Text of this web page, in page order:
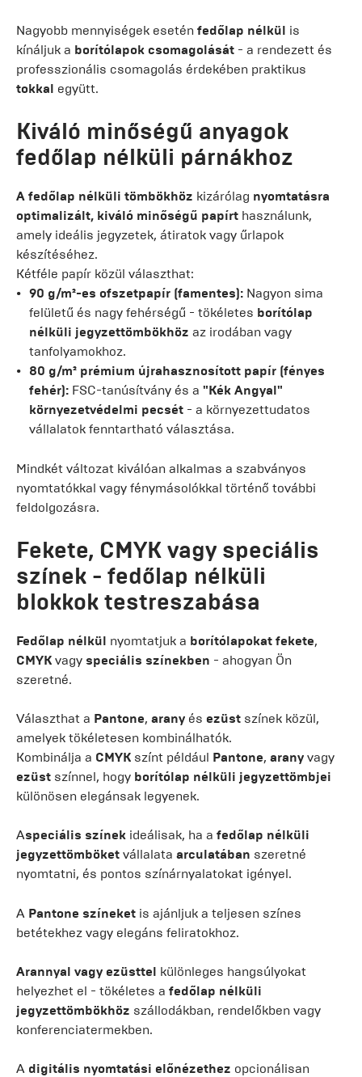
Nagyobb mennyiségek esetén fedőlap nélkül is
kínáljuk a borítólapok csomagolását - a rendezett és
professzionális csomagolás érdekében praktikus
tokkal együtt.
Kiváló minőségű anyagok
fedőlap nélküli párnákhoz
A fedőlap nélküli tömbökhöz kizárólag nyomtatásra
optimalizált, kiváló minőségű papírt használunk,
amely ideális jegyzetek, átiratok vagy űrlapok
készítéséhez.
Kétféle papír közül választhat:
90 g/m²-es ofszetpapír (famentes): Nagyon sima
felületű és nagy fehérségű - tökéletes borítólap
nélküli jegyzettömbökhöz az irodában vagy
tanfolyamokhoz.
80 g/m² prémium újrahasznosított papír (fényes
fehér): FSC-tanúsítvány és a "Kék Angyal"
környezetvédelmi pecsét - a környezettudatos
vállalatok fenntartható választása.
Mindkét változat kiválóan alkalmas a szabványos
nyomtatókkal vagy fénymásolókkal történő további
feldolgozásra.
Fekete, CMYK vagy speciális
színek - fedőlap nélküli
blokkok testreszabása
Fedőlap nélkül nyomtatjuk a borítólapokat fekete,
CMYK vagy speciális színekben - ahogyan Ön
szeretné.
Választhat a Pantone, arany és ezüst színek közül,
amelyek tökéletesen kombinálhatók.
Kombinálja a CMYK színt például Pantone, arany vagy
ezüst színnel, hogy borítólap nélküli jegyzettömbjei
különösen elegánsak legyenek.
Aspeciális színek ideálisak, ha a fedőlap nélküli
jegyzettömböket vállalata arculatában szeretné
nyomtatni, és pontos színárnyalatokat igényel.
A Pantone színeket is ajánljuk a teljesen színes
betétekhez vagy elegáns feliratokhoz.
Arannyal vagy ezüsttel különleges hangsúlyokat
helyezhet el - tökéletes a fedőlap nélküli
jegyzettömbökhöz szállodákban, rendelőkben vagy
konferenciatermekben.
A digitális nyomtatási előnézethez opcionálisan